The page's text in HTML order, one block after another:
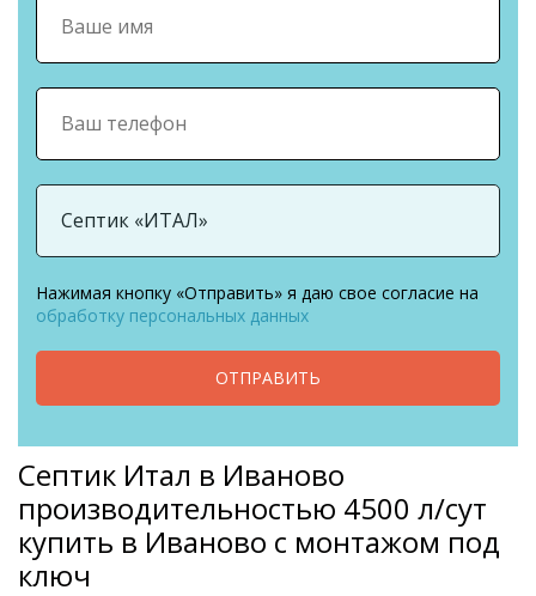
Нажимая кнопку «Отправить» я даю свое согласие на
обработку персональных данных
ОТПРАВИТЬ
Септик Итал в Иваново
производительностью 4500 л/сут
купить в Иваново с монтажом под
ключ